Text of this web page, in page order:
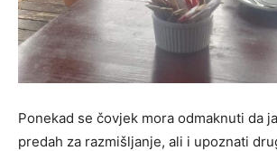
Ponekad se čovjek mora odmaknuti da
predah za razmišljanje, ali i upoznati